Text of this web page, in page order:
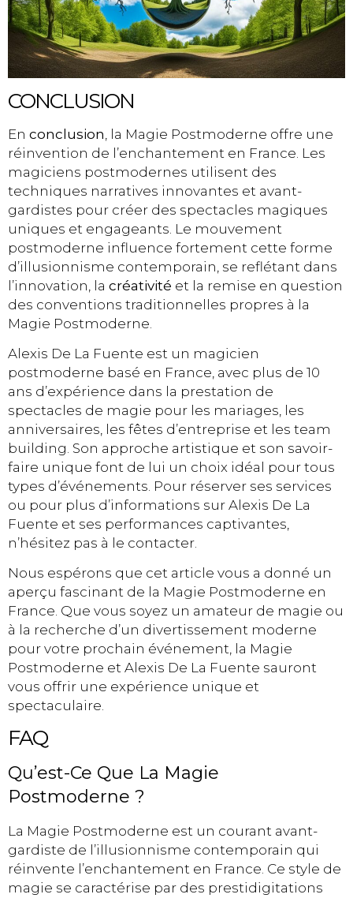
CONCLUSION
En conclusion , la Magie Postmoderne offre une
réinvention de l’enchantement en France. Les
magiciens postmodernes utilisent des
techniques narratives innovantes et avant-
gardistes pour créer des spectacles magiques
uniques et engageants. Le mouvement
postmoderne influence fortement cette forme
d’illusionnisme contemporain, se reflétant dans
l’innovation, la créativité et la remise en question
des conventions traditionnelles propres à la
Magie Postmoderne.
Alexis De La Fuente est un magicien
postmoderne basé en France, avec plus de 10
ans d’expérience dans la prestation de
spectacles de magie pour les mariages, les
anniversaires, les fêtes d’entreprise et les team
building. Son approche artistique et son savoir-
faire unique font de lui un choix idéal pour tous
types d’événements. Pour réserver ses services
ou pour plus d’informations sur Alexis De La
Fuente et ses performances captivantes,
n’hésitez pas à le contacter.
Nous espérons que cet article vous a donné un
aperçu fascinant de la Magie Postmoderne en
France. Que vous soyez un amateur de magie ou
à la recherche d’un divertissement moderne
pour votre prochain événement, la Magie
Postmoderne et Alexis De La Fuente sauront
vous offrir une expérience unique et
spectaculaire.
FAQ
Qu’est-Ce Que La Magie
Postmoderne ?
La Magie Postmoderne est un courant avant-
gardiste de l’illusionnisme contemporain qui
réinvente l’enchantement en France. Ce style de
magie se caractérise par des prestidigitations